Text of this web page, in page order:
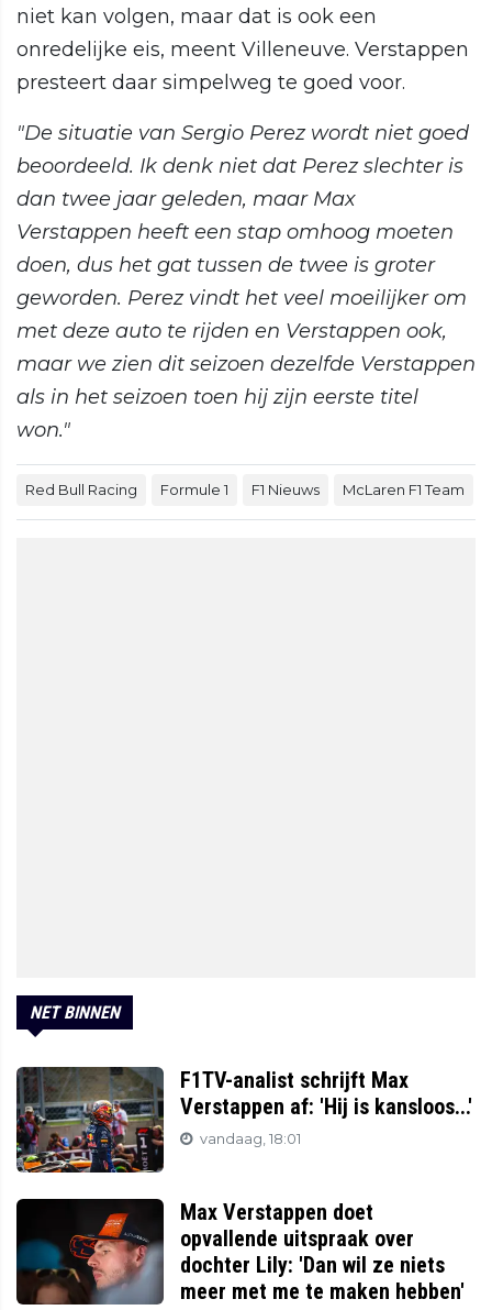
niet kan volgen, maar dat is ook een
onredelijke eis, meent Villeneuve. Verstappen
presteert daar simpelweg te goed voor.
"De situatie van Sergio Perez wordt niet goed
beoordeeld. Ik denk niet dat Perez slechter is
dan twee jaar geleden, maar Max
Verstappen heeft een stap omhoog moeten
doen, dus het gat tussen de twee is groter
geworden. Perez vindt het veel moeilijker om
met deze auto te rijden en Verstappen ook,
maar we zien dit seizoen dezelfde Verstappen
als in het seizoen toen hij zijn eerste titel
won."
Red Bull Racing Formule 1 F1 Nieuws McLaren F1 Team
NET BINNEN
F1TV-analist schrijft Max
Verstappen af: 'Hij is kansloos...'
vandaag, 18:01
Max Verstappen doet
opvallende uitspraak over
dochter Lily: 'Dan wil ze niets
meer met me te maken hebben'